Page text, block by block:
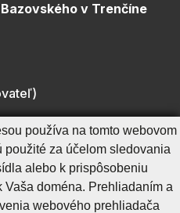
v Trenčíne
Ochrana osobných údajov
Vyhlásenie o prístupnosti
Správca obsahu
používa na tomto webovom
použité za účelom sledovania
alebo k prispôsobeniu
doména. Prehliadaním a
webového prehliadača